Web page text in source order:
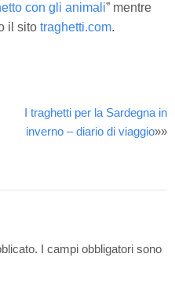
con gli animali” mentre
il sito traghetti.com.
I traghetti per la Sardegna in
inverno – diario di viaggio»»
I campi obbligatori sono